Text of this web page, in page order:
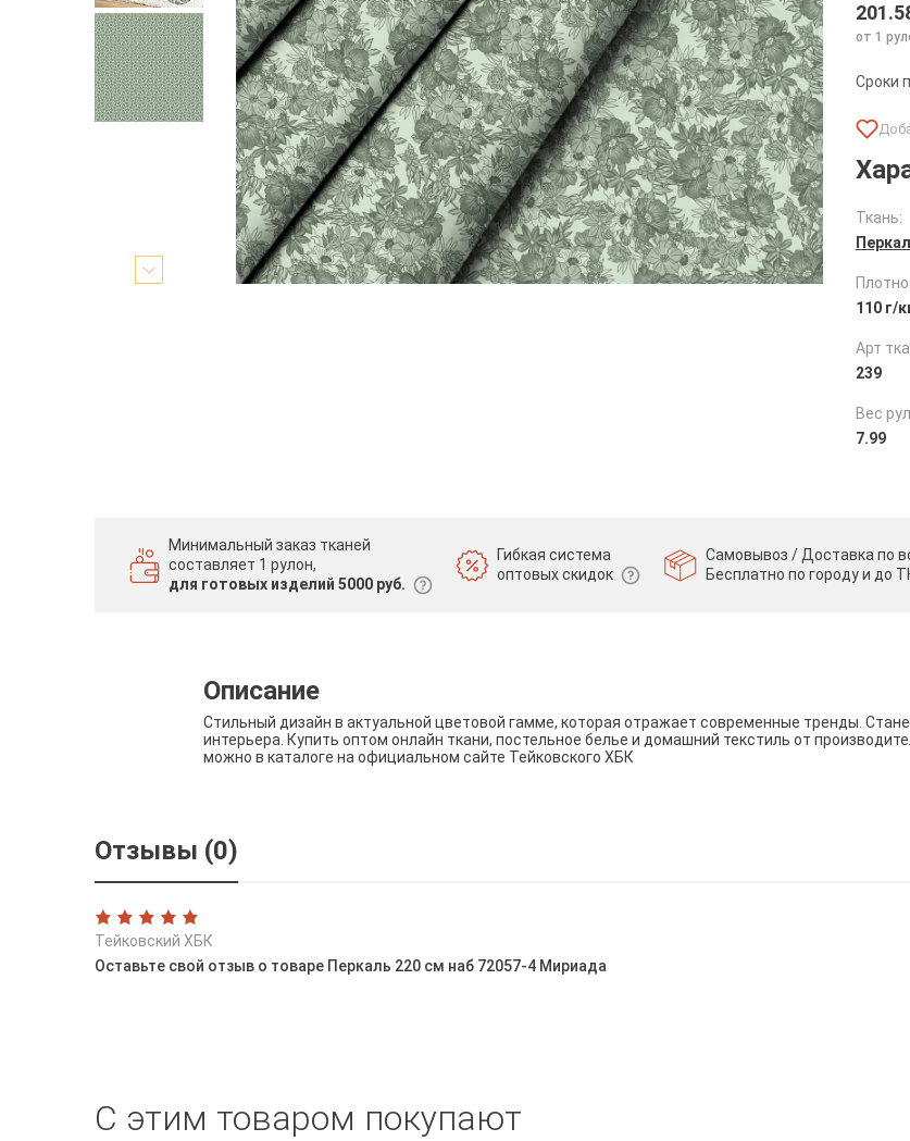
от 1
Сроки
Ткань:
110 г/
Арт
239
Вес
7.99
Минимальный заказ тканей
составляет 1 рулон,
для готовых изделий 5000 руб.
Гибкая система
оптовых скидок
Самовывоз / Доставка по
Бесплатно по городу и до
Описание
Стильный дизайн в актуальной цветовой гамме, которая отражает современные тренды.
интерьера. Купить оптом онлайн ткани, постельное белье и домашний текстиль от
можно в каталоге на официальном сайте Тейковского ХБК
Отзывы (0)
Тейковский ХБК
Оставьте свой отзыв о товаре Перкаль 220 см наб 72057-4 Мириада
С этим товаром покупают